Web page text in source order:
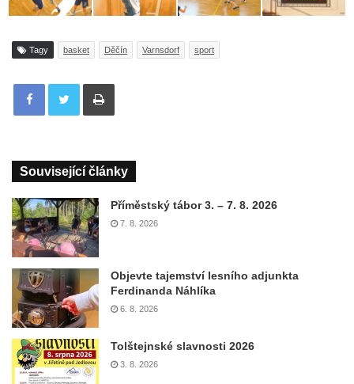
Tagy basket Děčín Varnsdorf sport
Tisknout
Související články
Příměstský tábor 3. – 7. 8. 2026
7. 8. 2026
Objevte tajemství lesního adjunkta
Ferdinanda Náhlíka
6. 8. 2026
Tolštejnské slavnosti 2026
3. 8. 2026